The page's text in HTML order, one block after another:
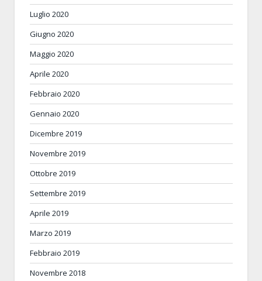
Luglio 2020
Giugno 2020
Maggio 2020
Aprile 2020
Febbraio 2020
Gennaio 2020
Dicembre 2019
Novembre 2019
Ottobre 2019
Settembre 2019
Aprile 2019
Marzo 2019
Febbraio 2019
Novembre 2018